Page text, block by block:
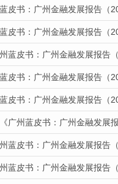
皮书：广州金融发展报告（
皮书：广州金融发展报告（
蓝皮书：广州金融发展报告
皮书：广州金融发展报告（
皮书：广州金融发展报告（
广州蓝皮书：广州金融发展
蓝皮书：广州金融发展报告
蓝皮书：广州金融发展报告